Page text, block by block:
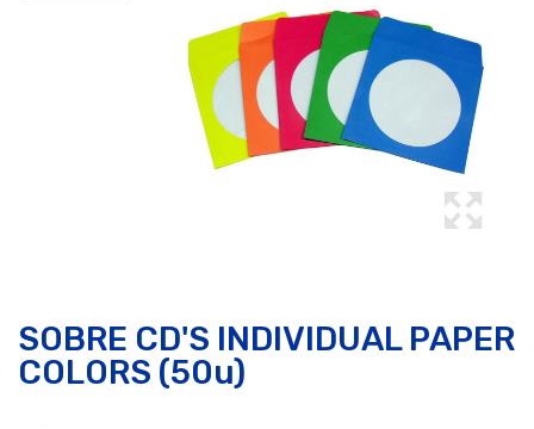
SOBRE CD'S INDIVIDUAL PAPER
COLORS (50u)